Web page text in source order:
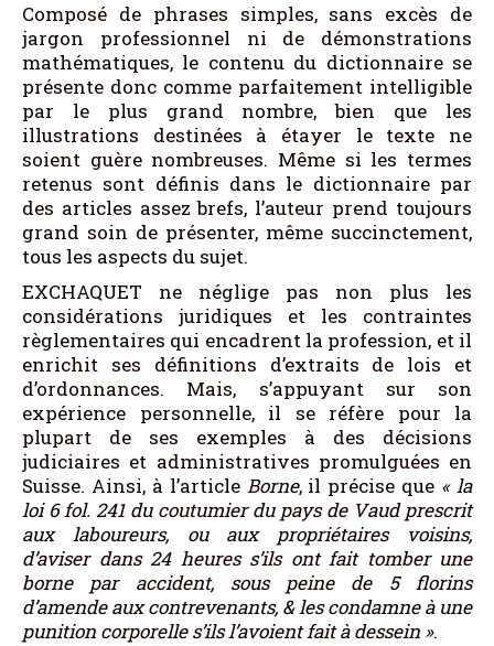
Composé de phrases simples, sans excès de
jargon professionnel ni de démonstrations
mathématiques, le contenu du dictionnaire se
présente donc comme parfaitement intelligible
par le plus grand nombre, bien que les
illustrations destinées à étayer le texte ne
soient guère nombreuses. Même si les termes
retenus sont définis dans le dictionnaire par
des articles assez brefs, l’auteur prend toujours
grand soin de présenter, même succinctement,
tous les aspects du sujet.
EXCHAQUET ne néglige pas non plus les
considérations juridiques et les contraintes
règlementaires qui encadrent la profession, et il
enrichit ses définitions d’extraits de lois et
d’ordonnances. Mais, s’appuyant sur son
expérience personnelle, il se réfère pour la
plupart de ses exemples à des décisions
judiciaires et administratives promulguées en
Suisse. Ainsi, à l’article Borne, il précise que «la
loi 6 fol. 241 du coutumier du pays de Vaud prescrit
aux laboureurs, ou aux propriétaires voisins,
d’aviser dans 24 heures s’ils ont fait tomber une
borne par accident, sous peine de 5 florins
d’amende aux contrevenants, & les condamne à une
punition corporelle s’ils l’avoient fait à dessein ».